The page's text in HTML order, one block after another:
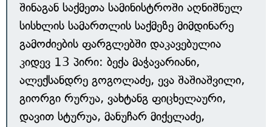
შინაგან საქმეთა სამინისტროში აღნიშნულ
სისხლის სამართლის საქმეზე მიმდინარე
გამოძიების ფარგლებში დაკავებულია
კიდევ 13 პირი: ბექა მაჭავარიანი,
ალექსანდრე გოგოლაძე, ევა შაშიაშვილი,
გიორგი რურუა, ვახტანგ ფიცხელაური,
დავით სტურუა, მანუჩარ მიქელაძე,